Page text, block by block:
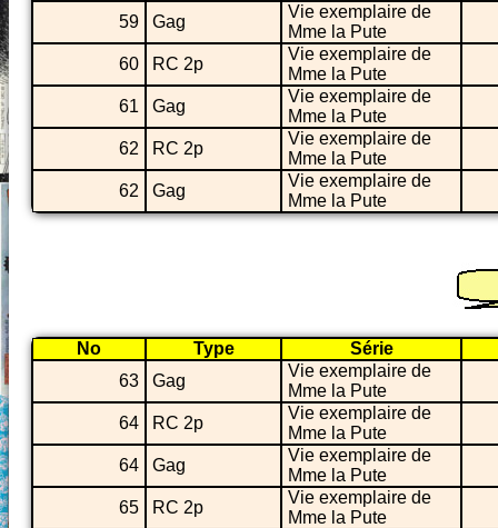
59
Gag
Vie exemplaire de
Mme la Pute
60
RC 2p
Vie exemplaire de
Mme la Pute
61
Gag
Vie exemplaire de
Mme la Pute
62
RC 2p
Vie exemplaire de
Mme la Pute
62
Gag
Vie exemplaire de
Mme la Pute
No Type
Série
63
Gag
Vie exemplaire de
Mme la Pute
64
RC 2p
Vie exemplaire de
Mme la Pute
64
Gag
Vie exemplaire de
Mme la Pute
65
RC 2p
Vie exemplaire de
Mme la Pute